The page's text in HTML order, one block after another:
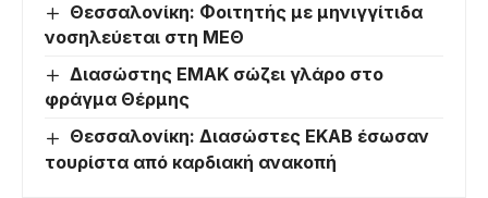
Θεσσαλονίκη: Φοιτητής με μηνιγγίτιδα
νοσηλεύεται στη ΜΕΘ
Διασώστης ΕΜΑΚ σώζει γλάρο στο
φράγμα Θέρμης
Θεσσαλονίκη: Διασώστες ΕΚΑΒ έσωσαν
τουρίστα από καρδιακή ανακοπή